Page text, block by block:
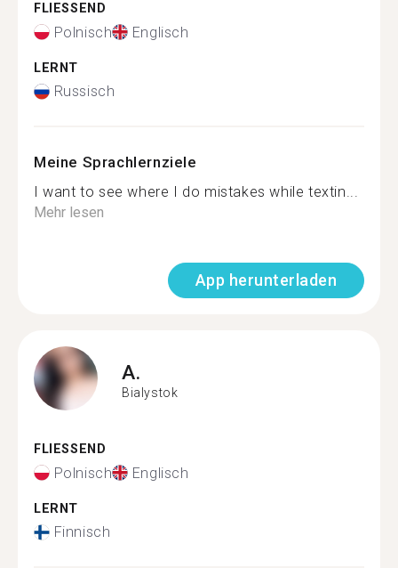
FLIESSEND
Polnisch Englisch
LERNT
Russisch
Meine Sprachlernziele
I want to see where I do mistakes while textin...
Mehr lesen
App herunterladen
A.
Bialystok
FLIESSEND
Polnisch Englisch
LERNT
Finnisch